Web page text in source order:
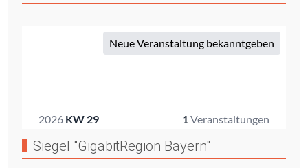
Siegel "GigabitRegion Bayern"